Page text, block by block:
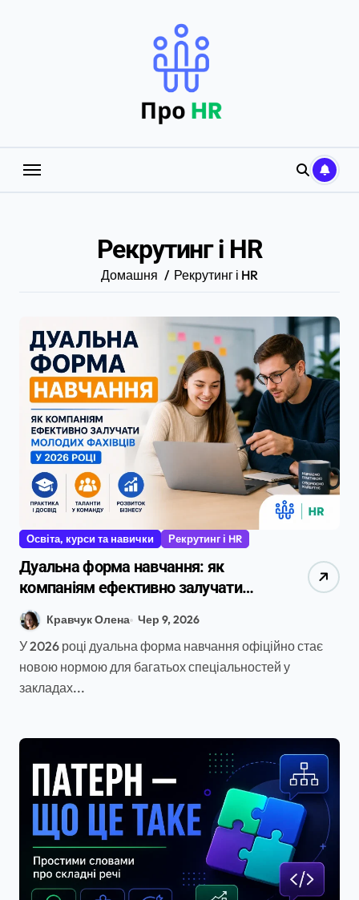
Рекрутинг і HR
Домашня Рекрутинг і HR
Освіта, курси та навички Рекрутинг і HR
Дуальна форма навчання: як
компаніям ефективно залучати
молодих фахівців у 2026 році
Кравчук Олена Чер 9, 2026
У 2026 році дуальна форма навчання офіційно стає
новою нормою для багатьох спеціальностей у
закладах...